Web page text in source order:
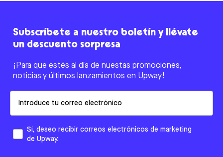
Subscríbete a nuestro boletín y llévate
un descuento sorpresa
¡Para que estés al día de nuestas promociones,
noticias y últimos lanzamientos en Upway!
Sí, deseo recibir correos electrónicos de marketing
de Upway.